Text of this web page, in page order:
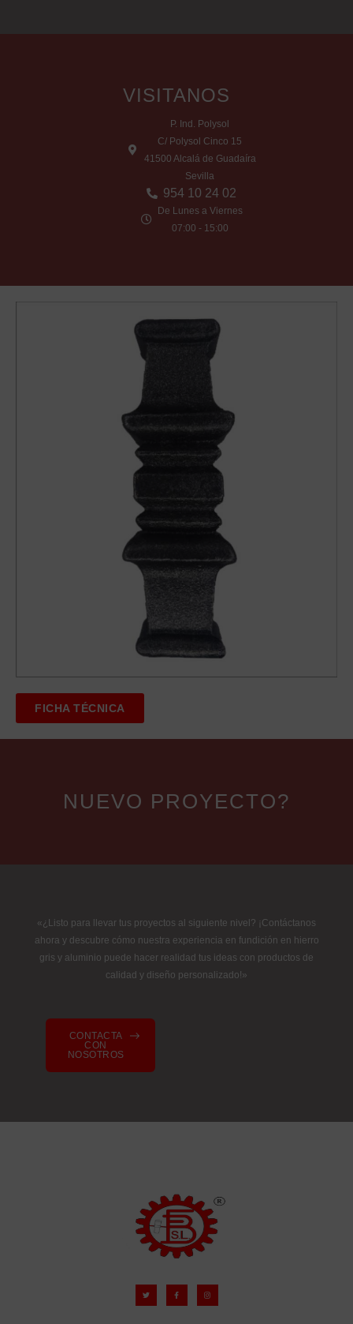
VISITANOS
P. Ind. Polysol
C/ Polysol Cinco 15
41500 Alcalá de Guadaíra
Sevilla
954 10 24 02
De Lunes a Viernes
07:00 - 15:00
FICHA TÉCNICA
NUEVO PROYECTO?
«¿Listo para llevar tus proyectos al siguiente nivel? ¡Contáctanos
ahora y descubre cómo nuestra experiencia en fundición en hierro
gris y aluminio puede hacer realidad tus ideas con productos de
calidad y diseño personalizado!»
CONTACTA
CON
NOSOTROS